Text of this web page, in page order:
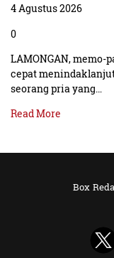
4 Agustus 2026
0
LAMONGAN, memo-
cepat
seorang pria yang…
Read More
Box